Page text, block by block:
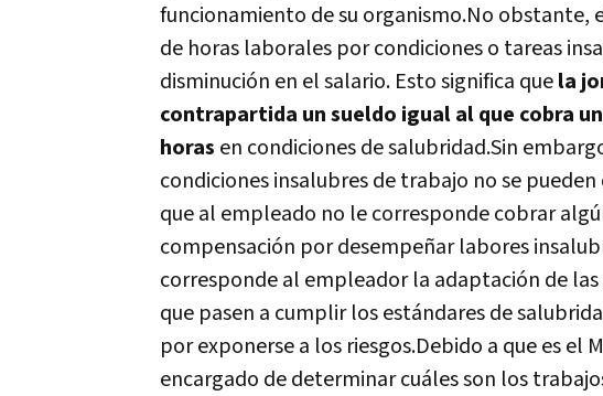
funcionamiento de su organismo.No obstante,
de horas laborales por condiciones o tareas
disminución en el salario. Esto significa quela
contrapartida un sueldo igual al que cobra
horas en condiciones de salubridad.Sin
condiciones insalubres de trabajo no se
que al empleado no le corresponde cobrar
compensación por desempeñar labores
corresponde al empleador la adaptación de
que pasen a cumplir los estándares de
por exponerse a los riesgos.Debido a que es el
encargado de determinar cuáles son los